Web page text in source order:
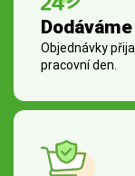
Objednávky
pracovní den.